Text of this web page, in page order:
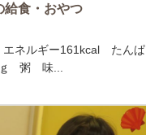
給食・おやつ
エネルギー161kcal たんぱ
粥 味...